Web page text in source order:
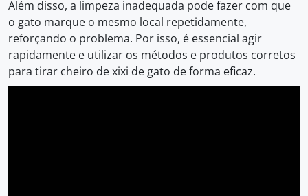
Além disso, a limpeza inadequada pode fazer com que
o gato marque o mesmo local repetidamente,
reforçando o problema. Por isso, é essencial agir
rapidamente e utilizar os métodos e produtos corretos
para tirar cheiro de xixi de gato de forma eficaz.